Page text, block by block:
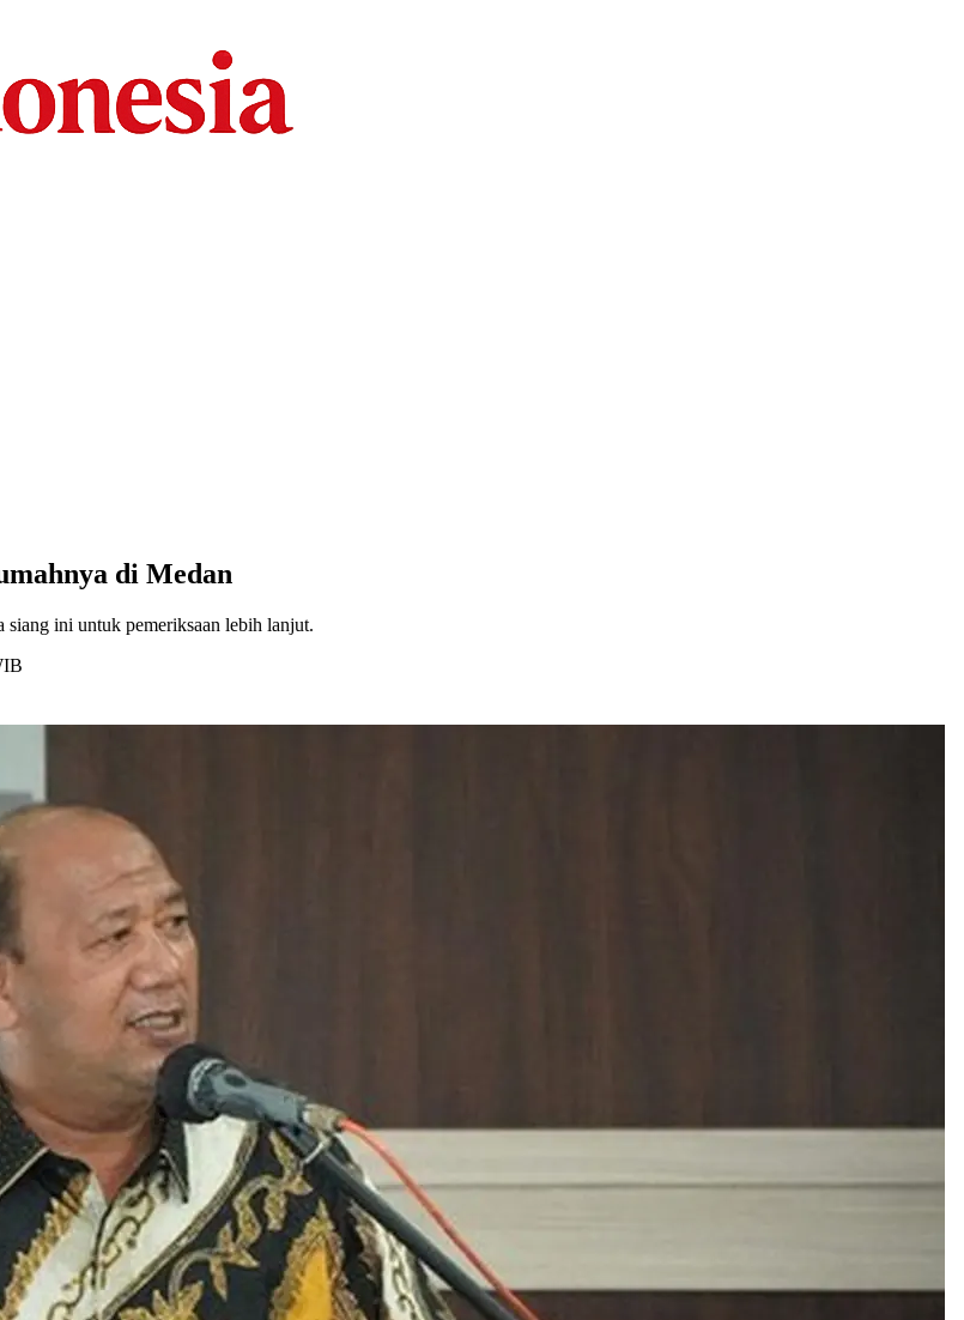
di Medan
ini untuk pemeriksaan lebih lanjut.